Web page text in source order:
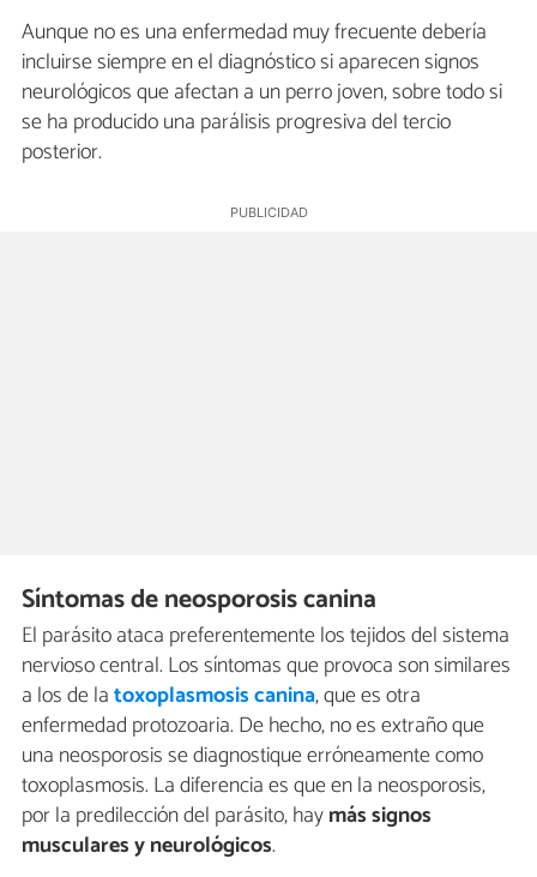
Aunque no es una enfermedad muy frecuente debería
incluirse siempre en el diagnóstico si aparecen signos
neurológicos que afectan a un perro joven, sobre todo si
se ha producido una parálisis progresiva del tercio
posterior.
Síntomas de neosporosis canina
El parásito ataca preferentemente los tejidos del sistema
nervioso central. Los síntomas que provoca son similares
a los de latoxoplasmosis canina, que es otra
enfermedad protozoaria. De hecho, no es extraño que
una neosporosis se diagnostique erróneamente como
toxoplasmosis. La diferencia es que en la neosporosis,
por la predilección del parásito, haymás signos
musculares y neurológicos.